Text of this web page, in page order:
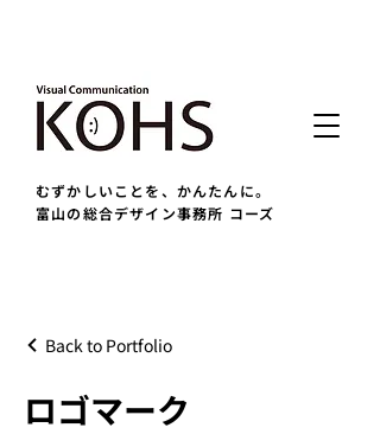
むずかしいことを、かんたんに。
富山の総合デザイン事務所 コーズ
Back to Portfolio
ロゴマーク